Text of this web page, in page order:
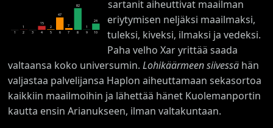
1
1
2 3
15
4
2
5
47
6
7
7
82
8
1
9
24
10
sartanit aiheuttivat maailman
eriytymisen neljäksi maailmaksi,
tuleksi, kiveksi, ilmaksi ja vedeksi.
Paha velho Xar yrittää saada
valtaansa koko universumin. Lohikäärmeen siivessä hän
valjastaa palvelijansa Haplon aiheuttamaan sekasortoa
kaikkiin maailmoihin ja lähettää hänet Kuolemanportin
kautta ensin Arianukseen, ilman valtakuntaan.